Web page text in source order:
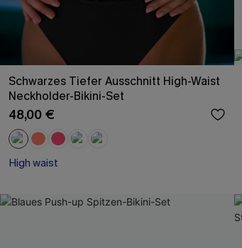
Schwarzes Tiefer Ausschnitt High-Waist
Neckholder-Bikini-Set
48,00 €
High waist